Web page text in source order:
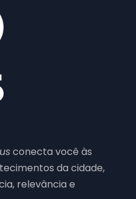
conecta você às
da cidade,
relevância e